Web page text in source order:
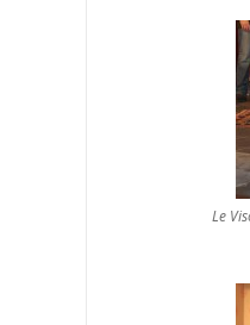
Le